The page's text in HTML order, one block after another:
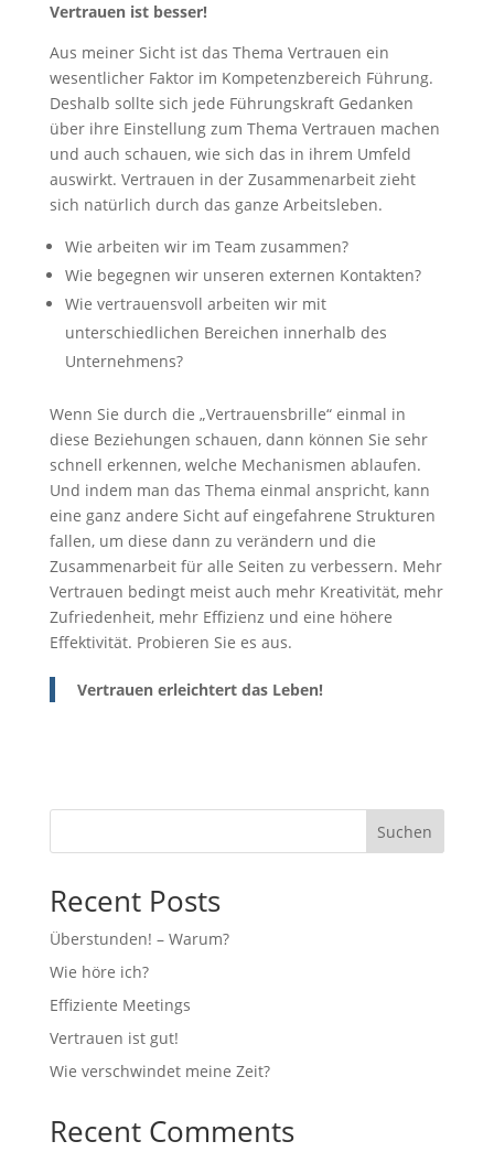
Vertrauen ist besser!
Aus meiner Sicht ist das Thema Vertrauen ein
wesentlicher Faktor im Kompetenzbereich Führung.
Deshalb sollte sich jede Führungskraft Gedanken
über ihre Einstellung zum Thema Vertrauen machen
und auch schauen, wie sich das in ihrem Umfeld
auswirkt. Vertrauen in der Zusammenarbeit zieht
sich natürlich durch das ganze Arbeitsleben.
Wie arbeiten wir im Team zusammen?
Wie begegnen wir unseren externen Kontakten?
Wie vertrauensvoll arbeiten wir mit
unterschiedlichen Bereichen innerhalb des
Unternehmens?
Wenn Sie durch die „Vertrauensbrille“ einmal in
diese Beziehungen schauen, dann können Sie sehr
schnell erkennen, welche Mechanismen ablaufen.
Und indem man das Thema einmal anspricht, kann
eine ganz andere Sicht auf eingefahrene Strukturen
fallen, um diese dann zu verändern und die
Zusammenarbeit für alle Seiten zu verbessern. Mehr
Vertrauen bedingt meist auch mehr Kreativität, mehr
Zufriedenheit, mehr Effizienz und eine höhere
Effektivität. Probieren Sie es aus.
Vertrauen erleichtert das Leben!
Suchen
Recent Posts
Überstunden! – Warum?
Wie höre ich?
Effiziente Meetings
Vertrauen ist gut!
Wie verschwindet meine Zeit?
Recent Comments